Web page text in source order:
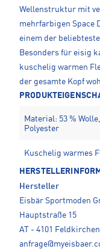
Wellenstruktur mit
mehrfarbigen Space
einem der
Besonders für eisig
kuschelig warmen
der gesamte Kopf
Material: 53 %
Polyester
Kuschelig warmes
Hersteller
Eisbär Sportmoden
Hauptstraße 15
AT - 4101